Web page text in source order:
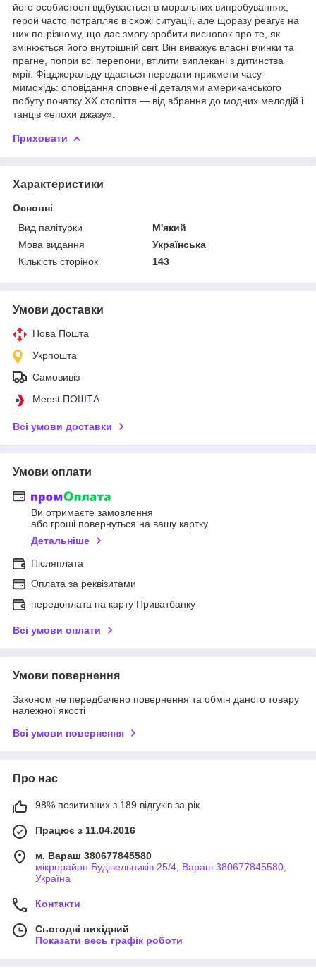
його особистості відбувається в моральних випробуваннях,
герой часто потрапляє в схожі ситуації, але щоразу реагує на
них по-різному, що дає змогу зробити висновок про те, як
змінюється його внутрішній світ. Він виважує власні вчинки та
прагне, попри всі перепони, втілити виплекані з дитинства
мрії. Фіцджеральду вдається передати прикмети часу
мимохідь: оповідання сповнені деталями американського
побуту початку XX століття — від вбрання до модних мелодій і
танців «епохи джазу».
Приховати
Характеристики
Основні
Вид палітурки
М'який
Мова видання
Українська
Кількість сторінок
143
Умови доставки
Нова Пошта
Укрпошта
Самовивіз
Meest ПОШТА
Всі умови доставки
Умови оплати
Ви отримаєте замовлення
або гроші повернуться на вашу картку
Детальніше
Післяплата
Оплата за реквізитами
передоплата на карту Приватбанку
Всі умови оплати
Умови повернення
Законом не передбачено повернення та обмін даного товару
належної якості
Всі умови повернення
Про нас
98% позитивних з 189 відгуків за рік
Працює з 11.04.2016
м. Вараш 380677845580
мікрорайон Будівельників 25/4, Вараш 380677845580,
Україна
Контакти
Сьогодні вихідний
Показати весь графік роботи